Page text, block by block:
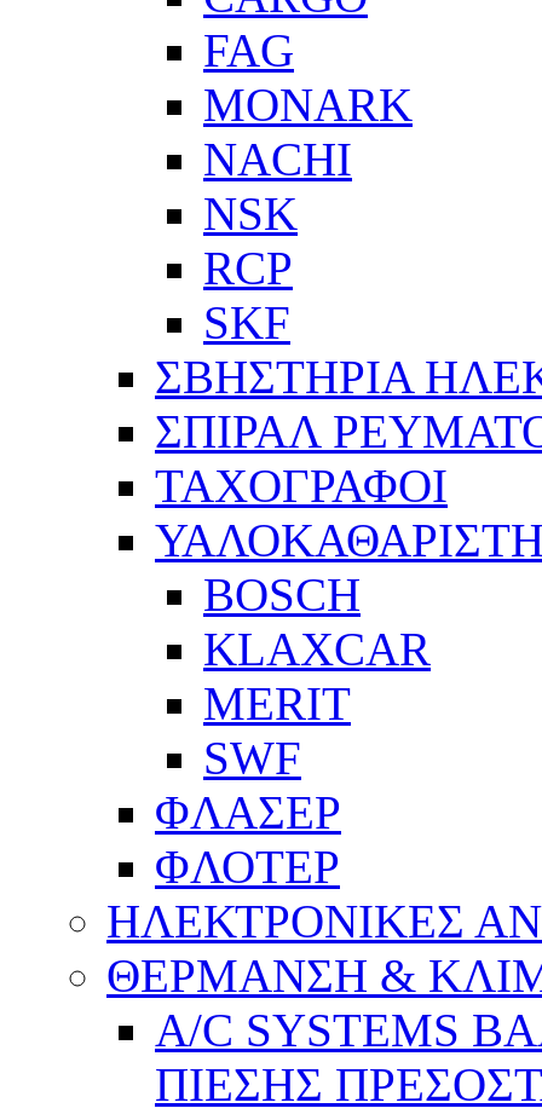
FAG
MONARK
NACHI
NSK
RCP
SKF
ΣΒΗΣΤΗΡΙΑ
ΣΠΙΡΑΛ
ΤΑΧΟΓΡΑΦΟΙ
BOSCH
KLAXCAR
MERIT
SWF
ΦΛΑΣΕΡ
ΦΛΟΤΕΡ
ΗΛΕΚΤΡΟΝΙΚΕΣ
ΘΕΡΜΑΝΣΗ &
A/C SYSTEMS
ΠΙΕΣΗΣ